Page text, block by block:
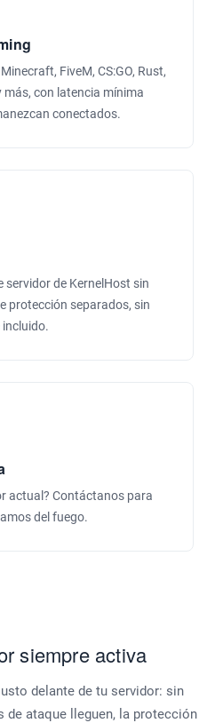
FiveM, CS:GO, Rust,
más, con latencia mínima
conectados.
servidor de KernelHost sin
protección separados, sin
actual? Contáctanos para
del fuego.
siempre activa
delante de tu servidor: sin
ataque lleguen, la protección